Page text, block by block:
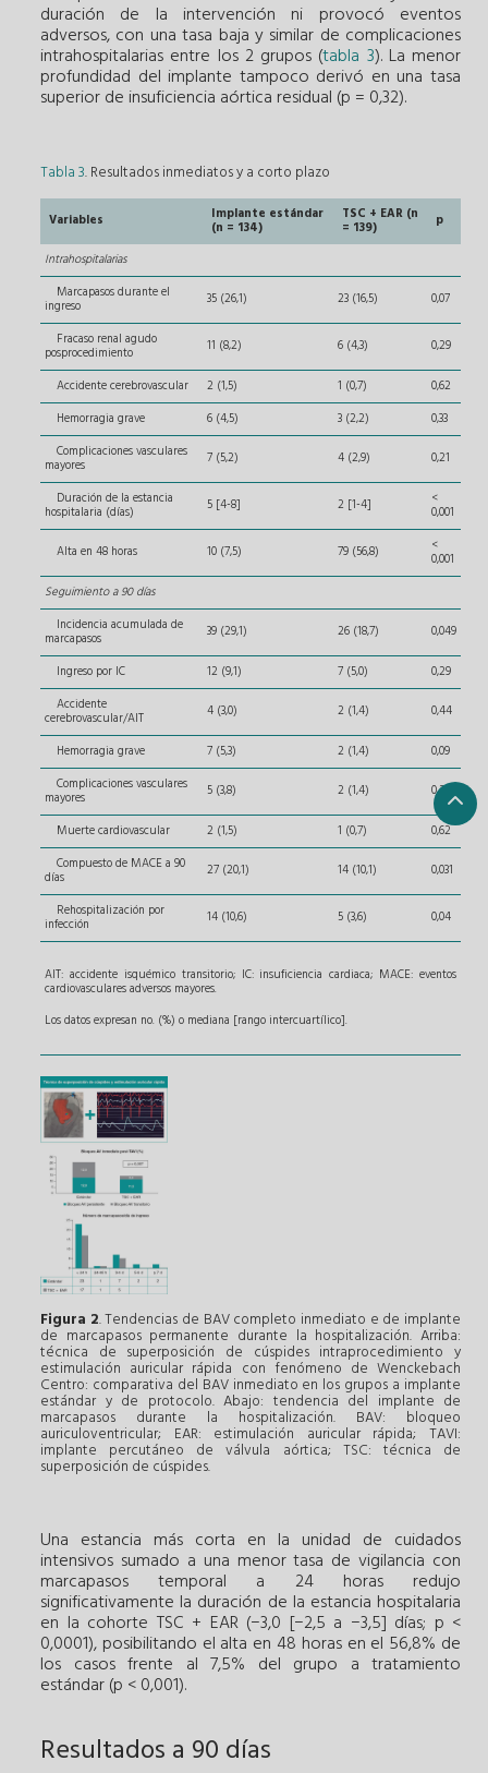
duración de la intervención ni provocó eventos
adversos, con una tasa baja y similar de complicaciones
intrahospitalarias entre los 2 grupos (tabla 3). La menor
profundidad del implante tampoco derivó en una tasa
superior de insuficiencia aórtica residual (p = 0,32).
Tabla 3. Resultados inmediatos y a corto plazo
Variables Implante estándar
(n = 134)
TSC + EAR (n
= 139)
p
Intrahospitalarias
Marcapasos durante el
ingreso 35 (26,1) 23 (16,5) 0,07
Fracaso renal agudo
posprocedimiento 11 (8,2) 6 (4,3) 0,29
Accidente cerebrovascular 2 (1,5) 1 (0,7)
0,62
Hemorragia grave
6 (4,5) 3 (2,2)
0,33
Complicaciones vasculares
mayores 7 (5,2) 4 (2,9) 0,21
Duración de la estancia
hospitalaria (días) 5 [4-8] 2 [1-4] <
0,001
Alta en 48 horas
10 (7,5) 79 (56,8) <
0,001
Seguimiento a 90 días
Incidencia acumulada de
marcapasos 39 (29,1) 26 (18,7) 0,049
Ingreso por IC 12 (9,1) 7 (5,0)
0,29
Accidente
cerebrovascular/AIT 4 (3,0) 2 (1,4) 0,44
Hemorragia grave 7 (5,3) 2 (1,4)
0,09
Complicaciones vasculares
mayores 5 (3,8) 2 (1,4) 0,22
Muerte cardiovascular 2 (1,5) 1 (0,7)
0,62
Compuesto de MACE a 90
días 27 (20,1) 14 (10,1) 0,031
Rehospitalización por
infección 14 (10,6) 5 (3,6) 0,04
AIT: accidente isquémico transitorio; IC: insuficiencia cardiaca; MACE: eventos
cardiovasculares adversos mayores.
Los datos expresan no. (%) o mediana [rango intercuartílico].
Figura 2. Tendencias de BAV completo inmediato e de implante
de marcapasos permanente durante la hospitalización. Arriba:
técnica de superposición de cúspides intraprocedimiento y
estimulación auricular rápida con fenómeno de Wenckebach
Centro: comparativa del BAV inmediato en los grupos a implante
estándar y de protocolo. Abajo: tendencia del implante de
marcapasos durante la hospitalización. BAV: bloqueo
auriculoventricular; EAR: estimulación auricular rápida; TAVI:
implante percutáneo de válvula aórtica; TSC: técnica de
superposición de cúspides.
Una estancia más corta en la unidad de cuidados
intensivos sumado a una menor tasa de vigilancia con
marcapasos temporal a 24 horas redujo
significativamente la duración de la estancia hospitalaria
en la cohorte TSC + EAR (−3,0 [−2,5 a −3,5] días; p <
0,0001), posibilitando el alta en 48 horas en el 56,8% de
los casos frente al 7,5% del grupo a tratamiento
estándar (p < 0,001).
Resultados a 90 días